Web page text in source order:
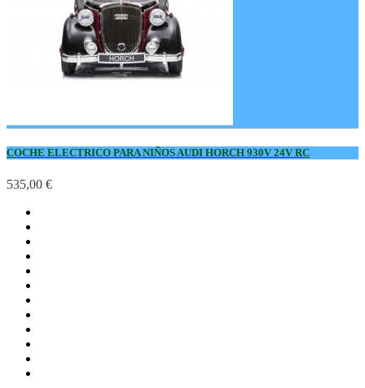
COCHE ELECTRICO PARA NIÑOS AUDI HORCH 930V 24V RC
535,00 €